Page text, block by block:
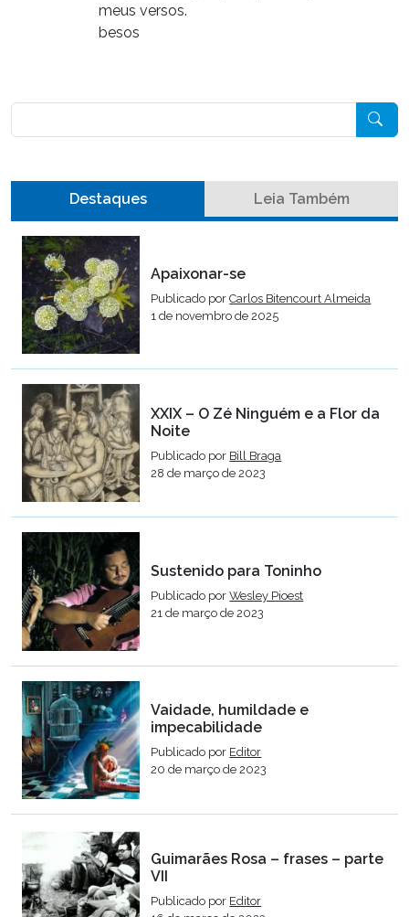
meus versos.
besos
Destaques Leia Também
Apaixonar-se
Publicado porCarlos Bitencourt Almeida
1 de novembro de 2025
XXIX – O Zé Ninguém e a Flor da
Noite
Publicado por Bill Braga
28 de março de 2023
Sustenido para Toninho
Publicado porWesley Pioest
21 de março de 2023
Vaidade, humildade e
impecabilidade
Publicado por Editor
20 de março de 2023
Guimarães Rosa – frases – parte
VII
Publicado por Editor